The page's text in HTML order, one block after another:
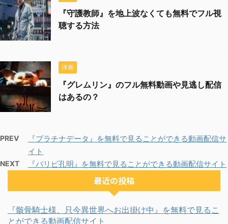
『守護教師』を地上波なくても無料でフル視
聴する方法
洋画
『グレムリン』のフル無料動画や見逃し配信
はあるの？
PREV
『プラチナデータ』を無料で見ることができる動画配信サ
イト
NEXT 『パリピ孔明』を無料で見ることができる動画配信サイト
最近の投稿
『骸骨騎士様、只今異世界へお出掛け中』を無料で見るこ
とができる動画配信サイト